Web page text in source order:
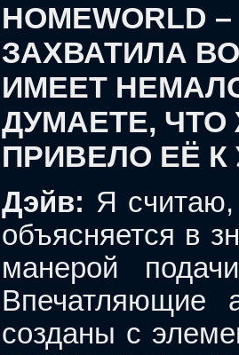
ЗАХВАТИЛА
ИМЕЕТ
ДУМАЕТЕ, ЧТО
ПРИВЕЛО ЕЁ К
Дэйв: Я считаю,
объясняется в
манерой
Впечатляющие
созданы с